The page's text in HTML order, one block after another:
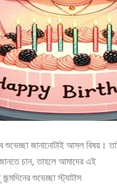
শুভেচ্ছা জানানোটাই আসল বিষয়।
চান, তাহলে আমাদের এই
শুভেচ্ছা স্ট্যাটাস